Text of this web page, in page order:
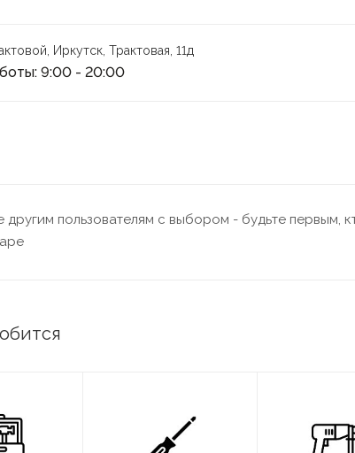
Иркутск, Трактовая, 11д
9:00 - 20:00
другим пользователям с выбором - будьте первым,